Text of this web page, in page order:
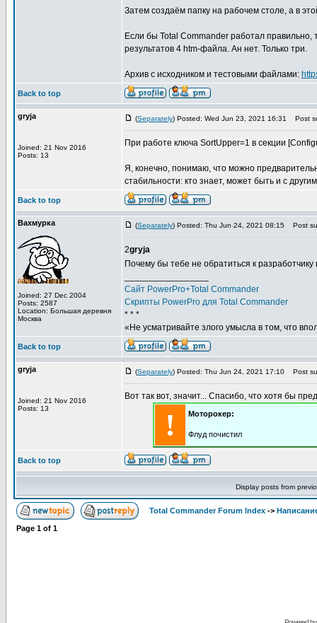
Затем создаём папку на рабочем столе, а в
Если бы Total Commander работал правильно,
результатов 4 htm-файла. Ан нет. Только три.
Архив с исходником и тестовыми файлами:
Back to top
gryja
Joined: 21 Nov 2016
Posts: 13
(Separately) Posted: Wed Jun 23, 2021 16:31 Post
При работе ключа SortUpper=1 в секции
Я, конечно, понимаю, что можно
стабильности: кто знает, может быть и с
Back to top
Вахмурка
Joined: 27 Dec 2004
Posts: 2587
Location: Большая деревня
Москва
(Separately) Posted: Thu Jun 24, 2021 08:15 Post
2gryja
Почему бы тебе не обратиться к
Сайт PowerPro+Total Commander
Скрипты PowerPro для Total Commander
* * *
«Не усматривайте злого умысла в том, что
Back to top
gryja
Joined: 21 Nov 2016
Posts: 13
(Separately) Posted: Thu Jun 24, 2021 17:10 Post
Вот так вот, значит... Спасибо, что хотя бы
! Моторокер:
Флуд почистил
Back to top
Display posts from
Total Commander Forum Index ->
Page 1 of 1